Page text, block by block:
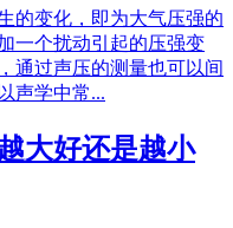
的变化，即为大气压强的
一个扰动引起的压强变
通过声压的测量也可以间
声学中常...
大好还是越小